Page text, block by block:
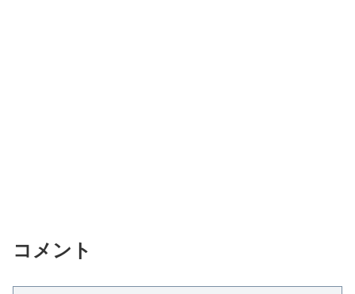
コメント